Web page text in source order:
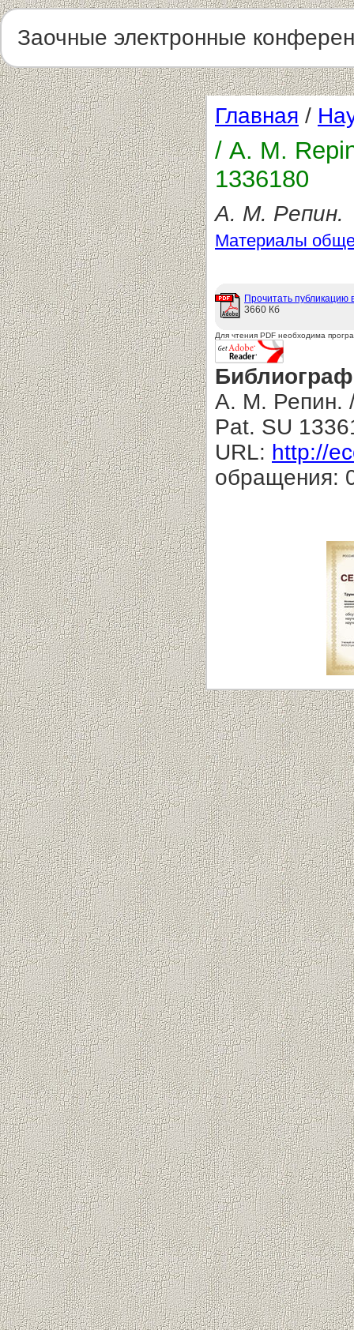
Заочные электронные
Главная /
/ А. М.
1336180
А. М. Репин.
Материалы
Прочитать публикацию
3660 Кб
Для чтения PDF необходима
А. М. Репин.
Pat. SU
URL: http://
обращения: